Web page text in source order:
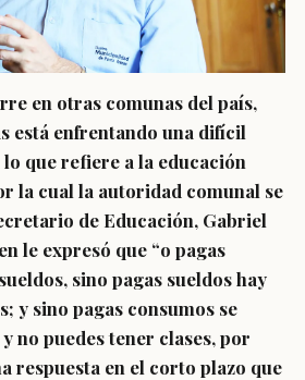
en otras comunas del país,
está enfrentando una difícil
que refiere a la educación
la cual la autoridad comunal se
de Educación, Gabriel
le expresó que “o pagas
sino pagas sueldos hay
y sino pagas consumos se
no puedes tener clases, por
respuesta en el corto plazo que